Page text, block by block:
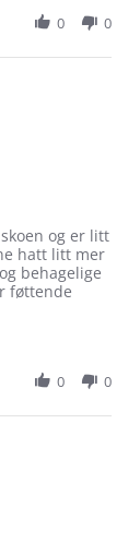
0 0
og er litt
hatt litt mer
behagelige
føttende
0 0